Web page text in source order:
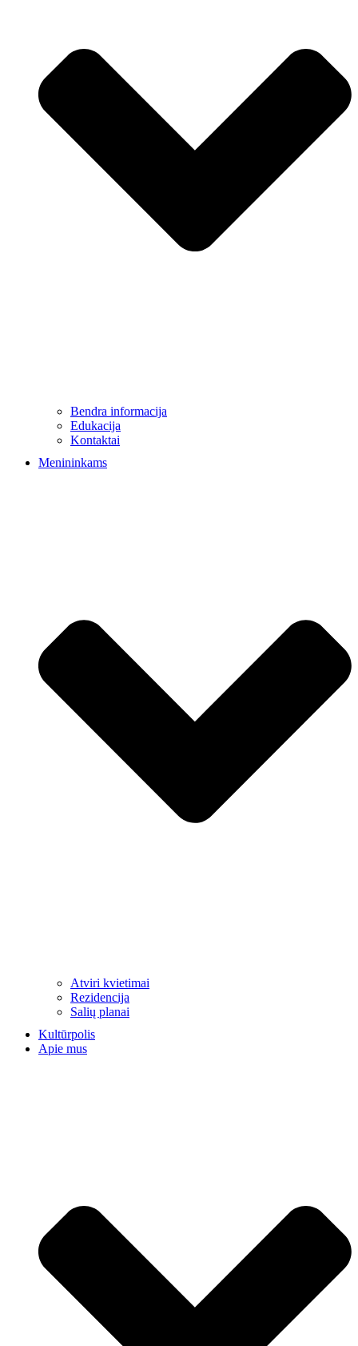
Bendra informacija
Edukacija
Kontaktai
Menininkams
Atviri kvietimai
Rezidencija
Salių planai
Kultūrpolis
Apie mus